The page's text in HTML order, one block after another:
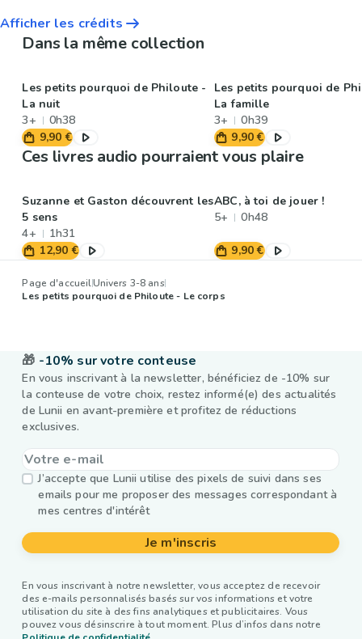
Afficher les crédits
Dans la même collection
Les petits pourquoi de Philoute -
La nuit
3+
0h38
9,90 €
Les petits pourquoi de
La famille
3+
0h39
9,90 €
Ces livres audio pourraient vous plaire
Suzanne et Gaston découvrent les
5 sens
4+
1h31
12,90 €
ABC, à toi de jouer !
5+
0h48
9,90 €
Page d'accueilUnivers 3-8 ans
Les petits pourquoi de Philoute - Le corps
🎁 -10% sur votre conteuse
En vous inscrivant à la newsletter, bénéficiez de -10% sur
la conteuse de votre choix, restez informé(e) des actualités
de Lunii en avant-première et profitez de réductions
exclusives.
J’accepte que Lunii utilise des pixels de suivi dans ses
emails pour me proposer des messages correspondant à
mes centres d'intérêt
Je m'inscris
En vous inscrivant à notre newsletter, vous acceptez de recevoir
des e-mails personnalisés basés sur vos informations et votre
utilisation du site à des fins analytiques et publicitaires. Vous
pouvez vous désinscrire à tout moment. Plus d’infos dans notre